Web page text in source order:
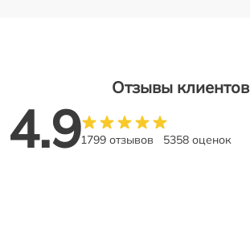
Отзывы клиентов
4.91799 отзывов 5358 оценок